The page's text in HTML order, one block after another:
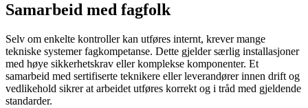
Samarbeid med fagfolk
Selv om enkelte kontroller kan utføres internt, krever mange
tekniske systemer fagkompetanse. Dette gjelder særlig installasjoner
med høye sikkerhetskrav eller komplekse komponenter. Et
samarbeid med sertifiserte teknikere eller leverandører innen drift og
vedlikehold sikrer at arbeidet utføres korrekt og i tråd med gjeldende
standarder.